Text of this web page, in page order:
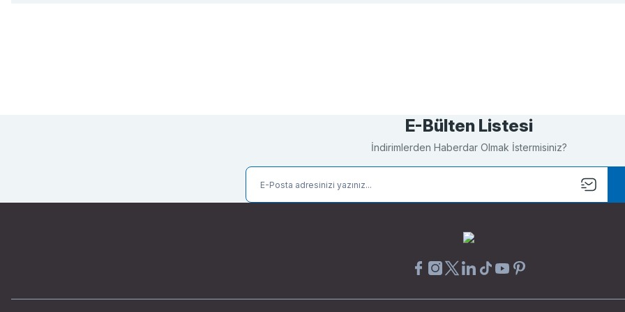
E-Bülten Listesi
İndirimlerden Haberdar Olmak İstermisiniz?